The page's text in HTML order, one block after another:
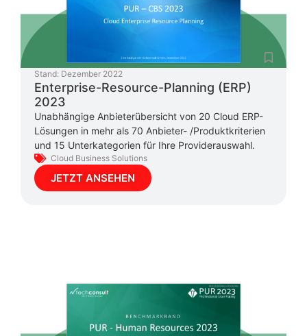
Stand: Dezember 2022
Enterprise-Resource-Planning (ERP)
2023
Unabhängige Anbieterübersicht von 20 Cloud ERP-
Lösungen in mehr als 70 Anbieter- /Produktkriterien
und 15 Unterkategorien für Ihre Providerauswahl.
Cloud Business Solutions
JETZT ANSEHEN